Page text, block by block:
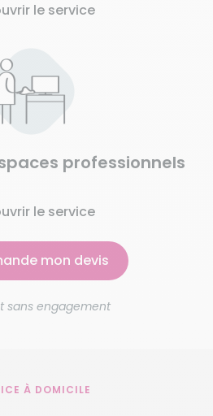
le service
professionnels
le service
mon devis
sans engagement
À DOMICILE